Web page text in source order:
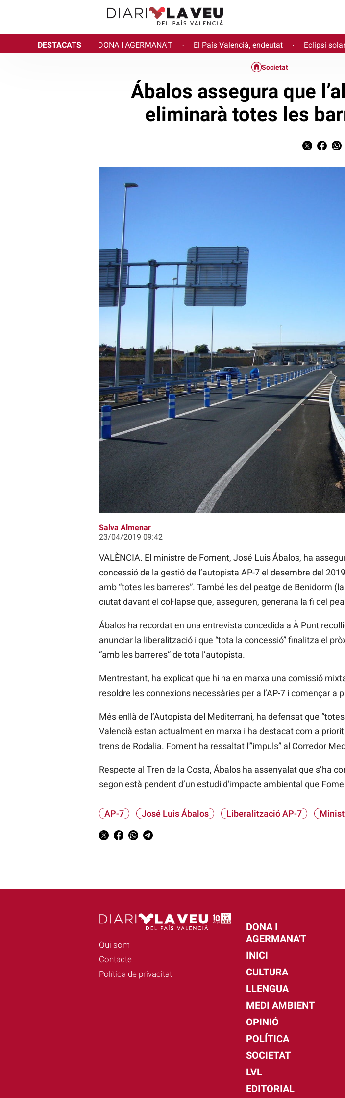
DESTACATS DONA I AGERMANA'T · El País Valencià, endeutat · Eclipsi solar
La finalització de la concessió de l'autopista AP-7 acaba el 31 de
Societat
Ábalos assegura que
eliminarà totes les
Salva Almenar
23/04/2019 09:42
VALÈNCIA. El ministre de Foment, José Luis Ábalos, ha
concessió de la gestió de l’autopista AP-7 el desembre del
amb “totes les barreres”. També les del peatge de Benidorm
ciutat davant el col·lapse que, asseguren, generaria la fi del
Ábalos ha recordat en una entrevista concedida a À Punt
anunciar la liberalització i que “tota la concessió” finalitza el
“amb les barreres” de tota l’autopista.
Mentrestant, ha explicat que hi ha en marxa una comissió
resoldre les connexions necessàries per a l’AP-7 i començar a
Més enllà de l’Autopista del Mediterrani, ha defensat que
Valencià estan actualment en marxa i ha destacat com a
trens de Rodalia. Foment ha ressaltat l'”impuls” al Corredor
Respecte al Tren de la Costa, Ábalos ha assenyalat que s’ha
segon està pendent d’un estudi d’impacte ambiental que
AP-7 José Luis Ábalos Liberalització AP-7
Qui som
Contacte
Política de privacitat
DONA I
AGERMANA'T
INICI
CULTURA
LLENGUA
MEDI AMBIENT
OPINIÓ
POLÍTICA
SOCIETAT
LVL
EDITORIAL